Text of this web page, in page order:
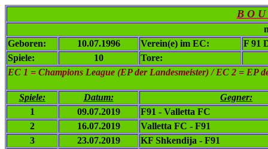
B O
Geboren:
10.07.1996 Verein(e) im EC:
F 91
Spiele:
10
Tore:
EC 1 = Champions League (EP der Landesmeister) / EC 2 = EP
Spiele: Datum:
Gegner:
1
09.07.2019
F91 - Valletta FC
2
16.07.2019
Valletta FC - F91
3
23.07.2019
KF Shkendija - F91